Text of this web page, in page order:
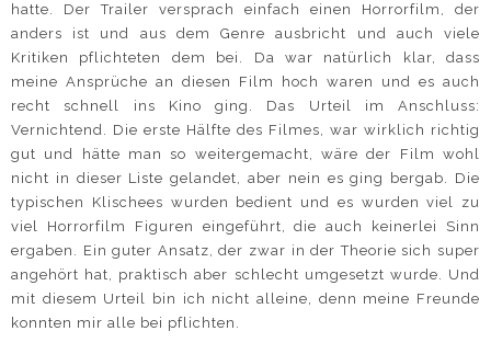
hatte. Der Trailer versprach einfach einen Horrorfilm, der
anders ist und aus dem Genre ausbricht und auch viele
Kritiken pflichteten dem bei. Da war natürlich klar, dass
meine Ansprüche an diesen Film hoch waren und es auch
recht schnell ins Kino ging. Das Urteil im Anschluss:
Vernichtend. Die erste Hälfte des Filmes, war wirklich richtig
gut und hätte man so weitergemacht, wäre der Film wohl
nicht in dieser Liste gelandet, aber nein es ging bergab. Die
typischen Klischees wurden bedient und es wurden viel zu
viel Horrorfilm Figuren eingeführt, die auch keinerlei Sinn
ergaben. Ein guter Ansatz, der zwar in der Theorie sich super
angehört hat, praktisch aber schlecht umgesetzt wurde. Und
mit diesem Urteil bin ich nicht alleine, denn meine Freunde
konnten mir alle bei pflichten.